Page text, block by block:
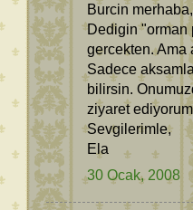
Burcin merhaba,
Dedigin "orman
gercekten. Ama
Sadece
bilirsin.
ziyaret
Sevgilerimle,
Ela
30 Ocak, 2008